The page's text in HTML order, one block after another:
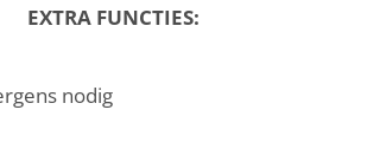
EXTRA FUNCTIES:
nodig